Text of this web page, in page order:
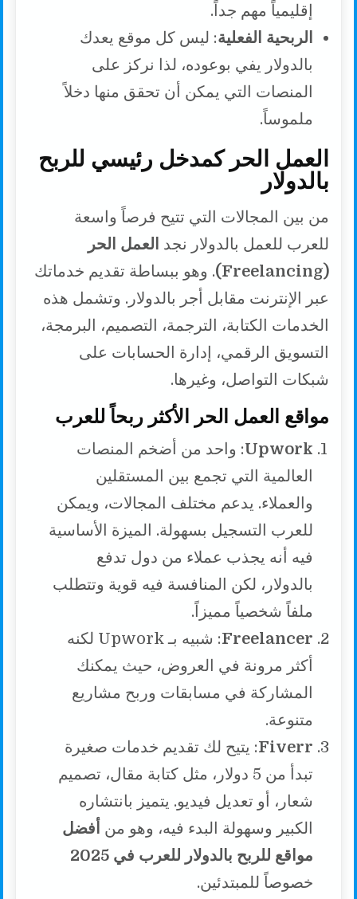
إقليمياً مهم جداً.
الربحية الفعلية: ليس كل موقع يعدك
بالدولار يفي بوعوده، لذا نركز على
المنصات التي يمكن أن تحقق منها دخلاً
ملموساً.
العمل الحر كمدخل رئيسي للربح
بالدولار
من بين المجالات التي تتيح فرصاً واسعة
للعرب للعمل بالدولار نجد العمل الحر
(Freelancing)
. وهو ببساطة تقديم خدماتك
عبر الإنترنت مقابل أجر بالدولار. وتشمل هذه
الخدمات الكتابة، الترجمة، التصميم، البرمجة،
التسويق الرقمي، إدارة الحسابات على
شبكات التواصل، وغيرها.
مواقع العمل الحر الأكثر ربحاً للعرب
Upwork: واحد من أضخم المنصات
العالمية التي تجمع بين المستقلين
والعملاء. يدعم مختلف المجالات، ويمكن
للعرب التسجيل بسهولة. الميزة الأساسية
فيه أنه يجذب عملاء من دول تدفع
بالدولار، لكن المنافسة فيه قوية وتتطلب
ملفاً شخصياً مميزاً.
Freelancer
: شبيه بـ Upwork لكنه
أكثر مرونة في العروض، حيث يمكنك
المشاركة في مسابقات وربح مشاريع
متنوعة.
Fiverr: يتيح لك تقديم خدمات صغيرة
تبدأ من 5 دولار، مثل كتابة مقال، تصميم
شعار، أو تعديل فيديو. يتميز بانتشاره
الكبير وسهولة البدء فيه، وهو من أفضل
مواقع للربح بالدولار للعرب في 2025
خصوصاً للمبتدئين.